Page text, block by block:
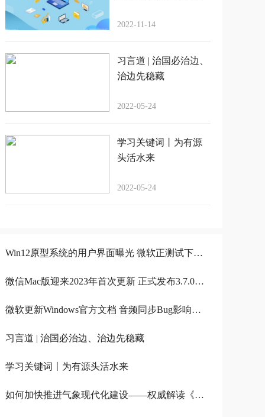
2022-11-14
习言道 | 治国必治边、
治边先稳藏
2022-05-24
学习关键词丨为有源
头活水来
2022-05-24
Win12原型系统的用户界面曝光 微软正测试下代桌面操作系统
微信Mac版迎来2023年首次更新 正式发布3.7.0升级
微软更新Windows官方文档 音频同步Bug影响视频录制应用
习言道 | 治国必治边、治边先稳藏
学习关键词丨为有源头活水来
如何加快推进气象现代化建设——权威解读《气象高质量发展纲要（2022－2035年）》